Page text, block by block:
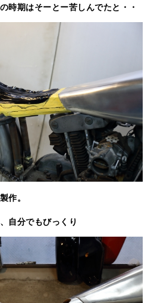
時期はそーとー苦しんでたと・・
作。
自分でもびっくり